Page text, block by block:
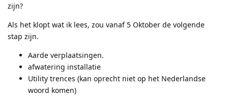
zijn?
Als het klopt wat ik lees, zou vanaf 5 Oktober de volgende
stap zijn.
Aarde verplaatsingen.
afwatering installatie
Utility trences (kan oprecht niet op het Nederlandse
woord komen)